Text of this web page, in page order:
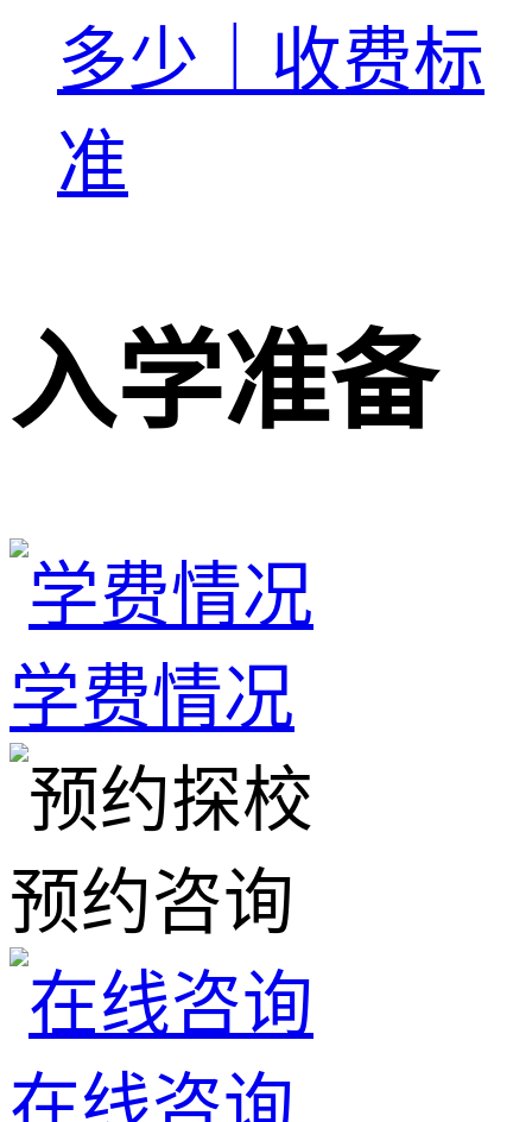
多少｜收费标
准
入学准备
学费情况
预约咨询